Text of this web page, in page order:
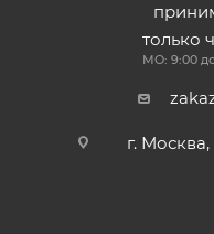
только
МО: 9:00
г.